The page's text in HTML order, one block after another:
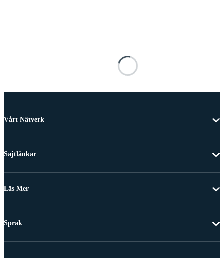
Vårt Nätverk
Sajtlänkar
Läs Mer
Språk